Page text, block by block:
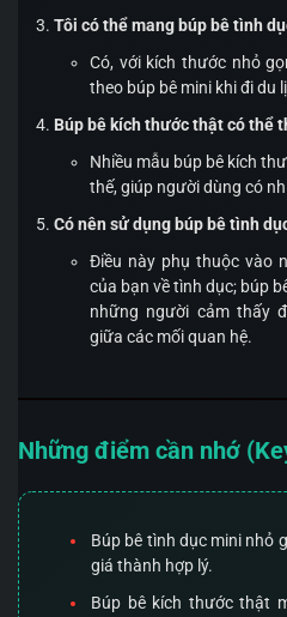
Tôi có thể mang búp bê tình
Có, với kích thước nhỏ
theo búp bê mini khi đi du
Búp bê kích thước thật có thể
Nhiều mẫu búp bê kích
thế, giúp người dùng có
Có nên sử dụng búp bê tình
Điều này phụ thuộc vào
của bạn về tình dục; búp
những người cảm thấy
giữa các mối quan hệ.
Những điểm cần nhớ
Búp bê tình dục mini nhỏ
giá thành hợp lý.
Búp bê kích thước thật